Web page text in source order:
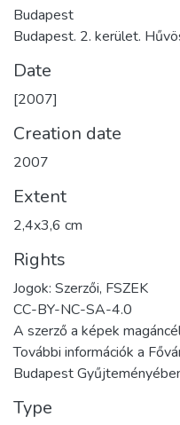
Budapest
Budapest. 2. kerület.
Date
[2007]
Creation date
2007
Extent
2,4x3,6 cm
Rights
Jogok: Szerzői, FSZEK
CC-BY-NC-SA-4.0
A szerző a képek
További információk a
Budapest
Type